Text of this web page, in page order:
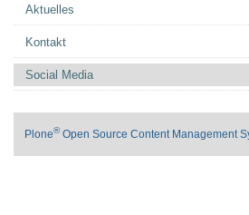
Aktuelles
Kontakt
Social Media
Plone®Open Source Content Management